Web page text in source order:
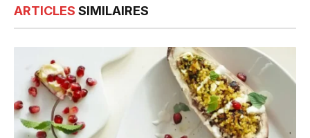
ARTICLES SIMILAIRES